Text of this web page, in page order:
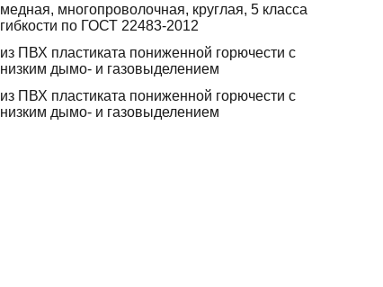
медная, многопроволочная, круглая, 5 класса
гибкости по ГОСТ 22483-2012
из ПВХ пластиката пониженной горючести с
низким дымо- и газовыделением
из ПВХ пластиката пониженной горючести с
низким дымо- и газовыделением